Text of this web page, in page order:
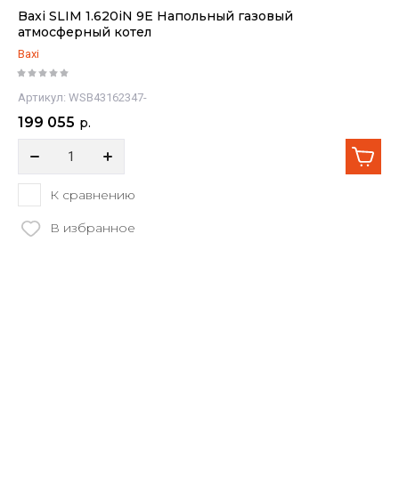
Baxi SLIM 1.620iN 9E Напольный газовый
атмосферный котел
Baxi
Артикул: WSB43162347-
199 055 р.
К сравнению
В избранное